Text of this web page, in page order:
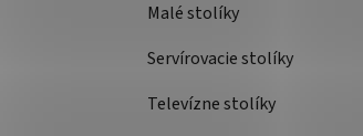
Malé stolíky
Servírovacie stolíky
Televízne stolíky